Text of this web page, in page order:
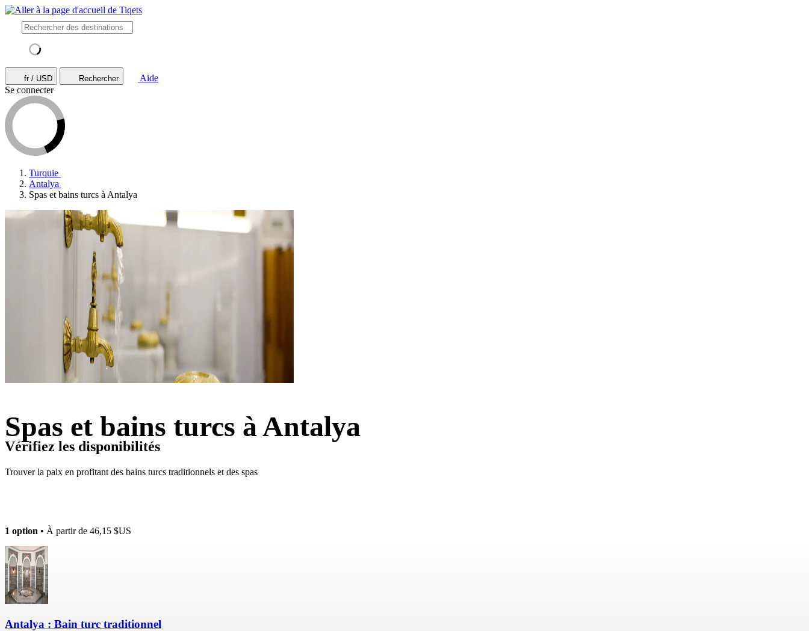
fr / USD Rechercher
Aide
Se connecter
Turquie
Antalya
Spas et bains turcs à Antalya
Spas et bains turcs à Antalya
Trouver la paix en profitant des bains turcs traditionnels et des spas
Vérifiez les disponibilités
1 option • À partir de 46,15 $US
Antalya : Bain turc traditionnel